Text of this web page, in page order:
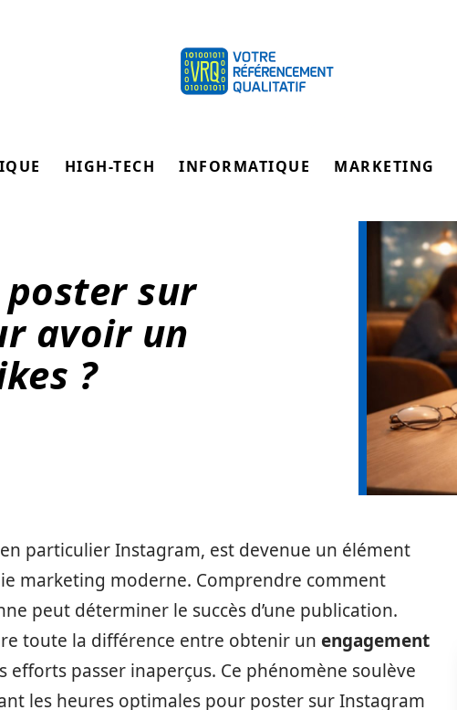
HIGH-TECH INFORMATIQUE MARKETING
sur
avoir un
?
particulier Instagram, est devenue un élément
marketing moderne. Comprendre comment
peut déterminer le succès d’une publication.
toute la différence entre obtenir un engagement
efforts passer inaperçus. Ce phénomène soulève
les heures optimales pour poster sur Instagram